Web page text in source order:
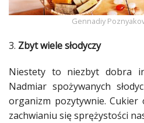
Gennadiy
3. Zbyt wiele słodyczy
Niestety to niezbyt dobra
Nadmiar spożywanych
organizm pozytywnie.Cukier
zachwianiu się sprężystości